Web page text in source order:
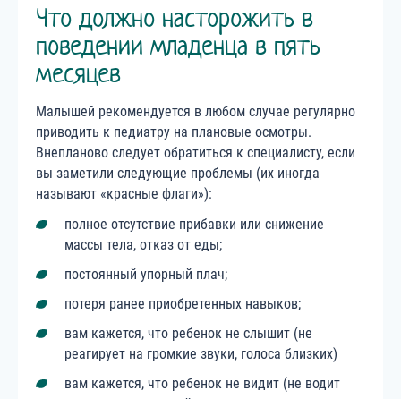
Что должно насторожить в
поведении младенца в пять
месяцев
Малышей рекомендуется в любом случае регулярно
приводить к педиатру на плановые осмотры.
Внепланово следует обратиться к специалисту, если
вы заметили следующие проблемы (их иногда
называют «красные флаги»):
полное отсутствие прибавки или снижение
массы тела, отказ от еды;
постоянный упорный плач;
потеря ранее приобретенных навыков;
вам кажется, что ребенок не слышит (не
реагирует на громкие звуки, голоса близких)
вам кажется, что ребенок не видит (не водит